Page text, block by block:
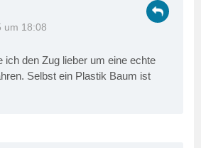
um 18:08
ich den Zug lieber um eine echte
Selbst ein Plastik Baum ist